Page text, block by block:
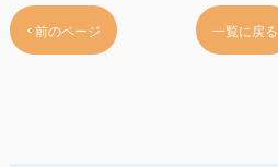
< 前のページ 一覧に戻る